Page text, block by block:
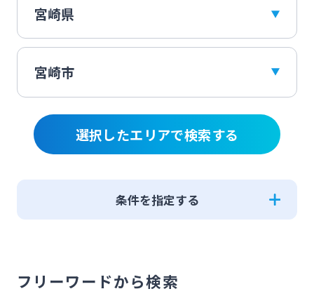
採用情報
お問い合わせ先一覧
選択したエリアで検索する
条件を指定する
音声案内ATM
フリーワードから検索